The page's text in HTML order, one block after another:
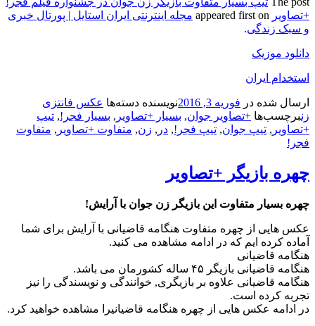
+تصاویر
مجله اینترنتی ایران استایل | پورتال خبری
و سبک زندگی.
دانلود موزیک
استخدام ایران
ارسال شده در فوریه 3, 2016 نویسنده دسته‌ها عکس فانتزی
زنبرچسب‌ها +تصاویر جوان, بسیار +تصاویر , بسیار فجر!, تیپ
+تصاویر , تیپ جوان, تیپ فجر!, در , زن, متفاوت +تصاویر , متفاوت
فجر!
چهره بازیگر +تصاویر
چهره بسیار متفاوت این بازیگر زن جوان با آرایش!
عکس هایی از چهره متفاوت هنگامه قاضیانی با آرایش برای شما
آماده کرده ایم که در ادامه مشاهده می کنید.
هنگامه قاضیانی
هنگامه قاضیانی بازیگر ۴۵ ساله کشورمان می باشد.
هنگامه قاضیانی علاوه بر بازیگری, خوانندگی و نویسندگی را نیز
تجربه کرده است.
در ادامه عکس هایی از چهره هنگامه قاضیانیرا مشاهده خواهید کرد.